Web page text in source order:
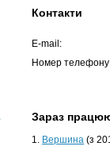
Контакти
E-mail:
Номер
Зараз
1. Вершина (з